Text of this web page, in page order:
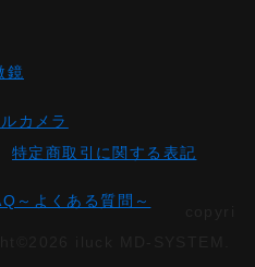
鏡
カメラ
特定商取引に関する表記
～よくある質問～